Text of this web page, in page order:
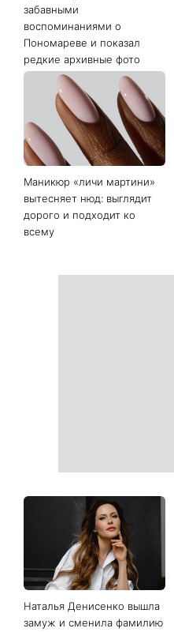
забавными
воспоминаниями о
Пономареве и показал
редкие архивные фото
Маникюр «личи мартини»
вытесняет нюд: выглядит
дорого и подходит ко
всему
Наталья Денисенко вышла
замуж и сменила фамилию